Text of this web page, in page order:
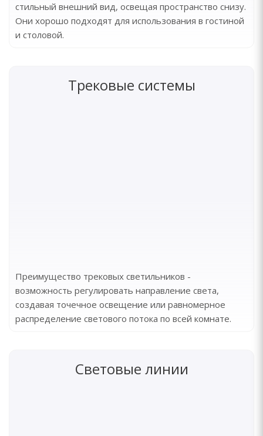
стильный внешний вид, освещая пространство снизу.
Они хорошо подходят для использования в гостиной
и столовой.
Трековые системы
Преимущество трековых светильников -
возможность регулировать направление света,
создавая точечное освещение или равномерное
распределение светового потока по всей комнате.
Световые линии